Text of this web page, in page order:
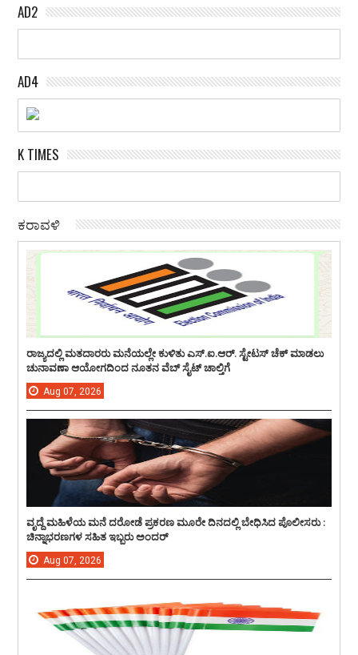
AD2
AD4
K TIMES
ಕರಾವಳಿ
ರಾಜ್ಯದಲ್ಲಿ ಮತದಾರರು ಮನೆಯಲ್ಲೇ ಕುಳಿತು ಎಸ್.ಐ.ಆರ್. ಸ್ಟೇಟಸ್ ಚೆಕ್ ಮಾಡಲು
ಚುನಾವಣಾ ಆಯೋಗದಿಂದ ನೂತನ ವೆಬ್ ಸೈಟ್ ಚಾಲ್ತಿಗೆ
Aug 07, 2026
ವೃದ್ದೆ ಮಹಿಳೆಯ ಮನೆ ದರೋಡೆ ಪ್ರಕರಣ ಮೂರೇ ದಿನದಲ್ಲಿ ಬೇಧಿಸಿದ ಪೊಲೀಸರು :
ಚಿನ್ನಾಭರಣಗಳ ಸಹಿತ ಇಬ್ಬರು ಅಂದರ್
Aug 07, 2026